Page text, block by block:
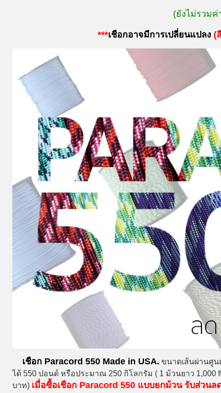
(ยังไม่รวมค่
***เชือกอาจมีการเปลี่ยนแปลง (
เชือก Paracord 550 Made in USA. ขนาดเส้นผ่านศูน
ได้ 550 ปอนด์ หรือประมาณ 250 กิโลกรัม ( 1 ม้วนยาว 1,000
บาท) เมื่อซื้อเชือก Paracord 550 แบบยกม้วน รับส่วนล